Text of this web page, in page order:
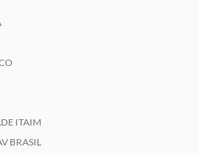
ITAIM
BRASIL